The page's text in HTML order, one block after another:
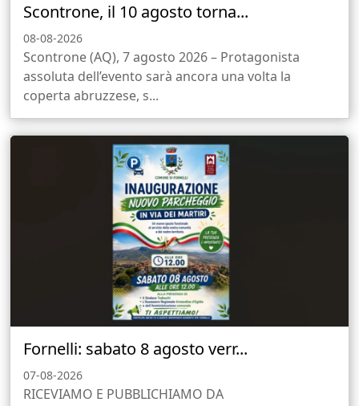
Scontrone, il 10 agosto torna...
08-08-2026
Scontrone (AQ), 7 agosto 2026 – Protagonista
assoluta dell’evento sarà ancora una volta la
coperta abruzzese, s...
Fornelli: sabato 8 agosto verr...
07-08-2026
RICEVIAMO E PUBBLICHIAMO DA